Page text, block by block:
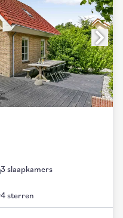
3 slaapkamers
4 sterren